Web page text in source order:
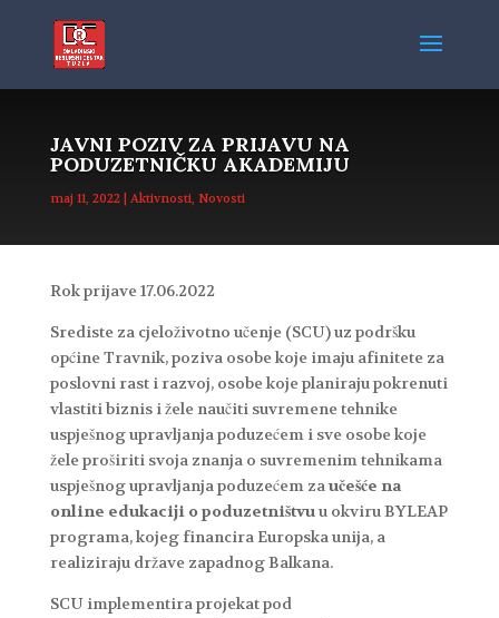
JAVNI POZIV ZA PRIJAVU NA
PODUZETNIČKU AKADEMIJU
maj 11, 2022| Aktivnosti, Novosti
Rok prijave 17.06.2022
Srediste za cjeloživotno učenje (SCU) uz podršku
općine Travnik, poziva osobe koje imaju afinitete za
poslovni rast i razvoj, osobe koje planiraju pokrenuti
vlastiti biznis i žele naučiti suvremene tehnike
uspješnog upravljanja poduzećem i sve osobe koje
žele proširiti svoja znanja o suvremenim tehnikama
uspješnog upravljanja poduzećem zaučešće na
online edukaciji o poduzetništvuu okviru BYLEAP
programa, kojeg financira Europska unija, a
realiziraju države zapadnog Balkana.
SCU implementira projekat pod